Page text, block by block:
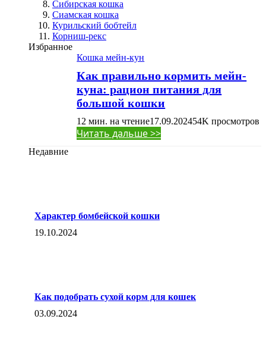
Сибирская кошка
Сиамская кошка
Курильский бобтейл
Корниш-рекс
Избранное
Кошка мейн-кун
Как правильно кормить мейн-
куна: рацион питания для
большой кошки
12 мин. на чтение17.09.202454Kпросмотров
Читать дальше >>
Недавние
Характер бомбейской кошки
19.10.2024
Как подобрать сухой корм для кошек
03.09.2024